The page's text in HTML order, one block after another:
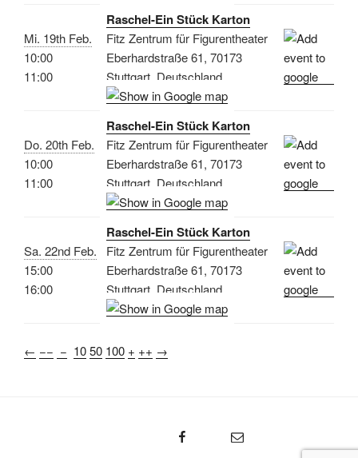
Mi. 19th Feb.
10:00
11:00
Raschel-Ein Stück Karton
Fitz Zentrum für Figurentheater
Eberhardstraße 61, 70173
Stuttgart, Deutschland
Do. 20th Feb.
10:00
11:00
Raschel-Ein Stück Karton
Fitz Zentrum für Figurentheater
Eberhardstraße 61, 70173
Stuttgart, Deutschland
Sa. 22nd Feb.
15:00
16:00
Raschel-Ein Stück Karton
Fitz Zentrum für Figurentheater
Eberhardstraße 61, 70173
Stuttgart, Deutschland
← −− − 1050 100 + ++ →
emal